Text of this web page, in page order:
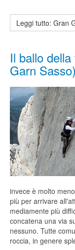
Leggi tutto: Gran
Il ballo
Garn Sasso)
invece è molto
più per arrivare
mediamente più
concatena una via
nessuno. Tutte
roccia, in genere